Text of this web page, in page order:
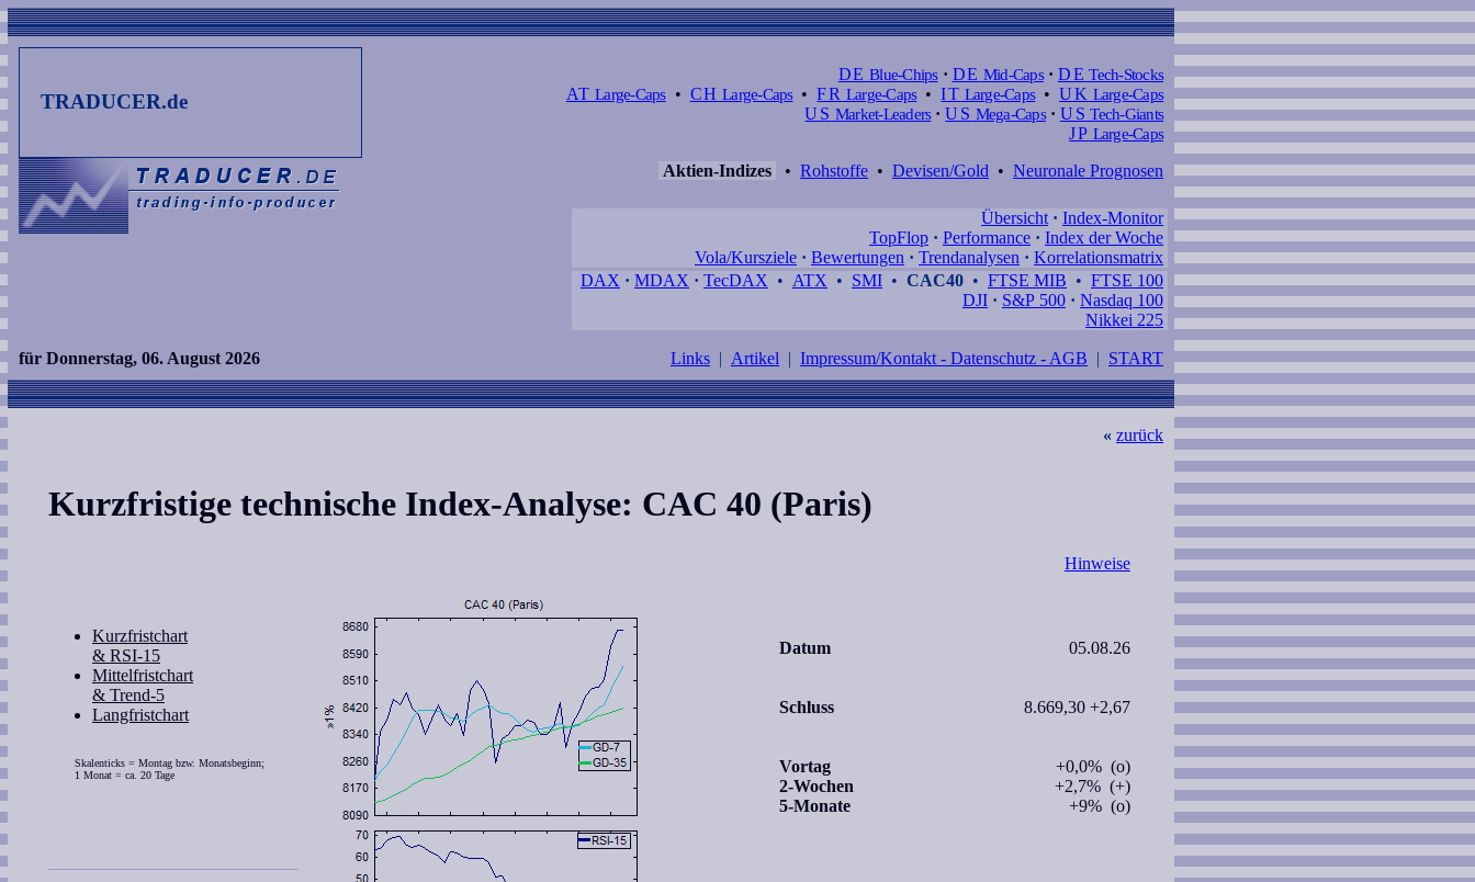
TRADUCER.de
DE Blue-Chips · DE Mid-Caps · DE Tech-Stocks
AT Large-Caps• CH Large-Caps•FR Large-Caps•IT Large-Caps•UK Large-Caps
US Market-Leaders · US Mega-Caps · US Tech-Giants
JP Large-Caps
Aktien-Indizes
• Rohstoffe • Devisen/Gold • Neuronale Prognosen
Übersicht · Index-Monitor
TopFlop · Performance · Index der Woche
Vola/Kursziele · Bewertungen · Trendanalysen · Korrelationsmatrix
DAX · MDAX · TecDAX • ATX • SMI • CAC40 • FTSE MIB • FTSE 100
DJI · S&P 500 · Nasdaq 100
Nikkei 225
« zurück
für Donnerstag, 06. August 2026 Links | Artikel | Impressum/Kontakt - Datenschutz - AGB | START
Kurzfristige technische Index-Analyse: CAC 40 (Paris)
Hinweise
Kurzfristchart
& RSI-15
Mittelfristchart
& Trend-5
Langfristchart
Skalenticks = Montag bzw. Monatsbeginn;
1 Monat = ca. 20 Tage
Datum 05.08.26
Schluss 8.669,30 +2,67
Vortag
2-Wochen
5-Monate
+0,0% (o)
+2,7% (+)
+9% (o)